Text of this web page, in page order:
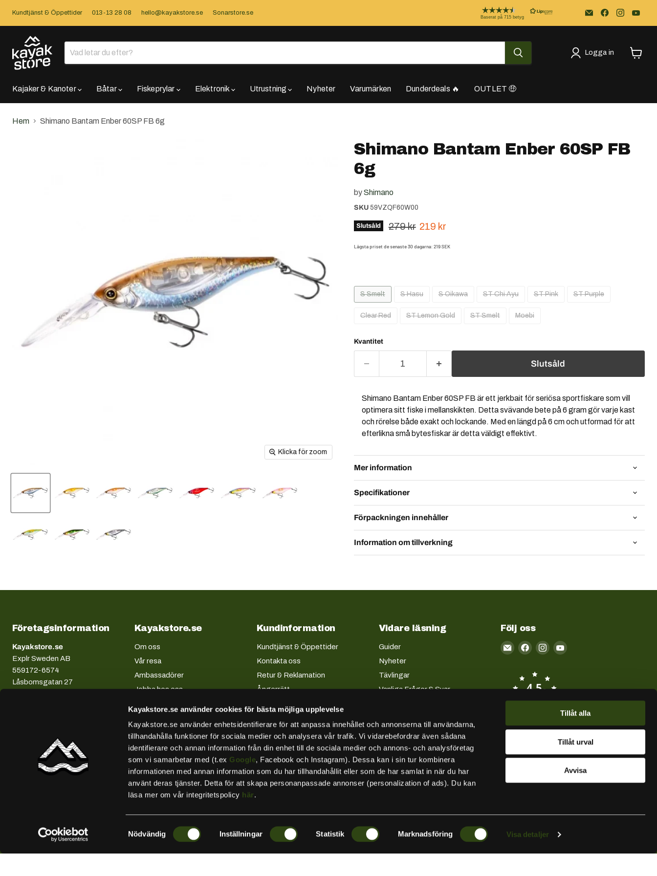
Kayakstore.se använder cookies för bästa möjliga upplevelse
Kayakstore.se använder enhetsidentifierare för att anpassa innehållet och annonserna till användarna,
tillhandahålla funktioner för sociala medier och analysera vår trafik. Vi vidarebefordrar även sådana
identifierare och annan information från din enhet till de sociala medier och annons- och analysföretag
som vi samarbetar med (t.ex Google, Facebook och Instagram). Dessa kan i sin tur kombinera
informationen med annan information som du har tillhandahållit eller som de har samlat in när du har
använt deras tjänster. Detta för att skapa personanpassade annonser (personalization of ads). Du kan
läsa mer om vår integritetspolicy här.
Nödvändig Inställningar Statistik Marknadsföring Visa detaljer
Tillåt alla
Tillåt urval
Avvisa
Kundtjänst & Öppettider 013-13 28 08 hello@kayakstore.se Sonarstore.se
Baserat på 715 betyg
Email
Kayakstore.se
Logga in
Kajaker & Kanoter Båtar Fiskeprylar Elektronik Utrustning Nyheter Varumärken Dunderdeals 🔥 OUTLET 🤑
Hem Shimano Bantam Enber 60SP FB 6g
Klicka för zoom
Shimano Bantam Enber 60SP FB
6g
byShimano
SKU 59VZQF60W00
Slutsåld Ursprungspris
279 kr Nuvarande pris
219 kr
Lägsta priset de senaste 30 dagarna:219 SEK
S Smelt S Hasu S Oikawa ST Chi Ayu ST Pink ST Purple
Clear Red ST Lemon Gold ST Smelt Moebi
Kvantitet
Slutsåld
Shimano Bantam Enber 60SP FB är ett jerkbait för seriösa sportfiskare som vill
optimera sitt fiske i mellanskikten. Detta svävande bete på 6 gram gör varje kast
och rörelse både exakt och lockande. Med en längd på 6 cm och utformad för att
efterlikna små bytesfiskar är detta väldigt effektivt.
Mer information
Specifikationer
Förpackningen innehåller
Information om tillverkning
Företagsinformation
Kayakstore.se
Explr Sweden AB
559172-6574
Låsbomsgatan 27
Kayakstore.se
Om oss
Vår resa
Ambassadörer
Jobba hos oss
Kundinformation
Kundtjänst & Öppettider
Kontakta oss
Retur & Reklamation
Ångerrätt
Köpevillkor företag
Lån & Avbetalning
Integritetspolicy
Besök oss
Kundkonto
Vidare läsning
Guider
Nyheter
Tävlingar
Vanliga Frågor & Svar
Följ oss
Email
4.5/5